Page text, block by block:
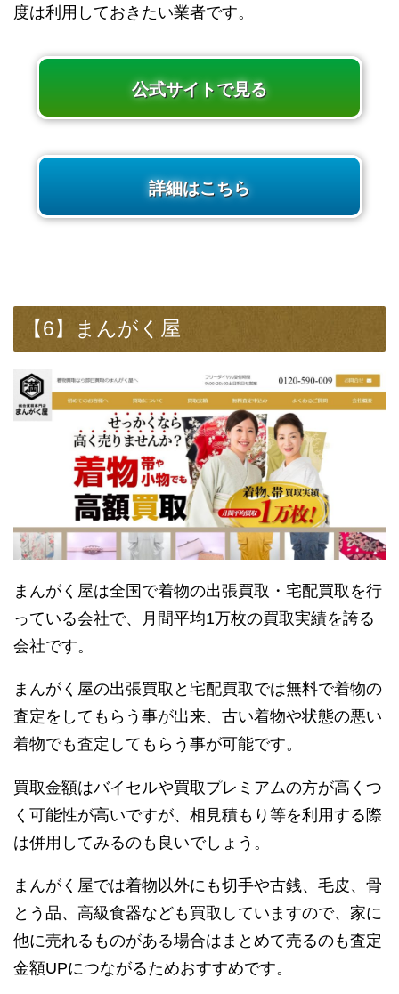
度は利用しておきたい業者です。
公式サイトで見る
詳細はこちら
【6】まんがく屋
まんがく屋は全国で着物の出張買取・宅配買取を行
っている会社で、月間平均1万枚の買取実績を誇る
会社です。
まんがく屋の出張買取と宅配買取では無料で着物の
査定をしてもらう事が出来、古い着物や状態の悪い
着物でも査定してもらう事が可能です。
買取金額はバイセルや買取プレミアムの方が高くつ
く可能性が高いですが、相見積もり等を利用する際
は併用してみるのも良いでしょう。
まんがく屋では着物以外にも切手や古銭、毛皮、骨
とう品、高級食器なども買取していますので、家に
他に売れるものがある場合はまとめて売るのも査定
金額UPにつながるためおすすめです。